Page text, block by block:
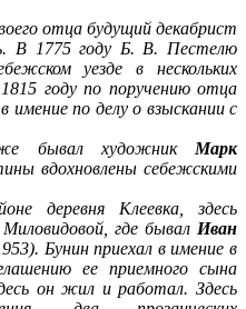
отца будущий декабрист
В 1775 году Б. В. Пестелю
уезде в нескольких
году по поручению отца
имение по делу о взыскании с
бывал художник Марк
вдохновлены себежскими
деревня Клеевка, здесь
где бывал Иван
Бунин приехал в имение в
ее приемного сына
он жил и работал. Здесь